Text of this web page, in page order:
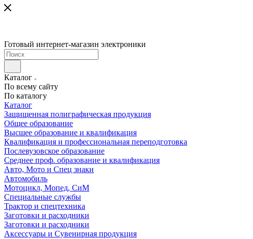
Готовый интернет-магазин электроники
Каталог
По всему сайту
По каталогу
Каталог
Защищенная полиграфическая продукция
Общее образование
Высшее образование и квалификация
Квалификация и профессиональная переподготовка
Послевузовское образование
Среднее проф. образование и квалификация
Авто, Мото и Спец знаки
Автомобиль
Мотоцикл, Мопед, СиМ
Специальные службы
Трактор и спецтехника
Заготовки и расходники
Заготовки и расходники
Аксессуары и Сувенирная продукция